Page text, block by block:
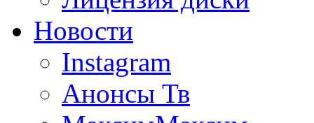
Новости
Instagram
Анонсы Тв